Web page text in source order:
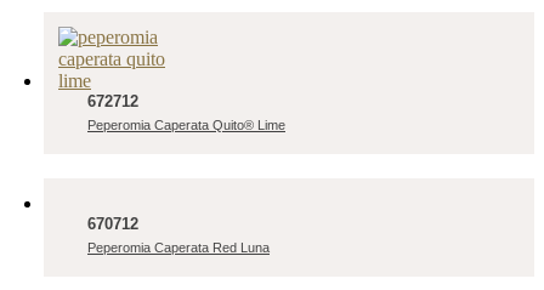
672712
Peperomia Caperata Quito® Lime
670712
Peperomia Caperata Red Luna